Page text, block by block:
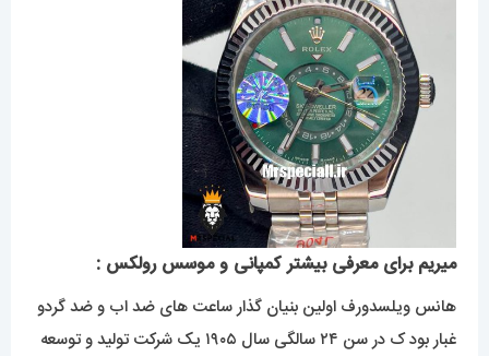
میریم برای معرفی بیشتر کمپانی و موسس رولکس :
هانس ویلسدورف اولین بنیان گذار ساعت های ضد اب و ضد گردو
غبار بود ک در سن ۲۴ سالگی سال ۱۹۰۵ یک شرکت تولید و توسعه